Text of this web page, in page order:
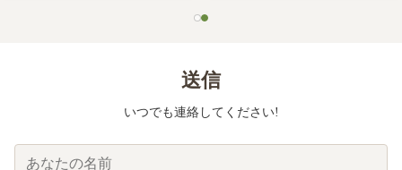
送信
いつでも連絡してください!